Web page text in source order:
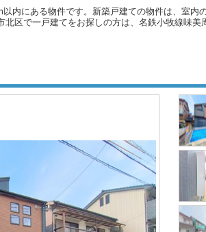
内にある物件です。新築戸建ての物件は、室
区で一戸建てをお探しの方は、名鉄小牧線味美